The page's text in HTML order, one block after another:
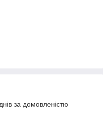
за домовленістю